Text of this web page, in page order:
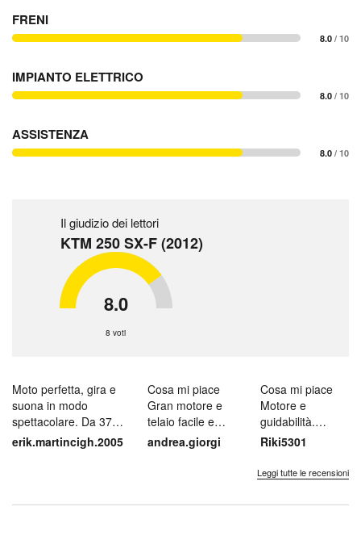
FRENI
8.0 / 10
IMPIANTO ELETTRICO
8.0 / 10
ASSISTENZA
8.0 / 10
Il giudizio dei lettori
KTM 250 SX-F (2012)
8.0
8 voti
Moto perfetta, gira e
suona in modo
spettacolare. Da 37
ore è stato rifatto c...
erik.martincigh.2005
Cosa mi piace
Gran motore e
telaio facile e
NON nervoso.
Cosa cambierei
andrea.giorgi
Cosa mi piace
Motore e
guidabilità.
Assistenza Cosa
Difficile siste...
Riki5301
Leggi tutte le recensioni